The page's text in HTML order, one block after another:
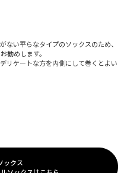
ない平らなタイプのソックスのため、
勧めします。
リケートな方を内側にして巻くとよい
ックス